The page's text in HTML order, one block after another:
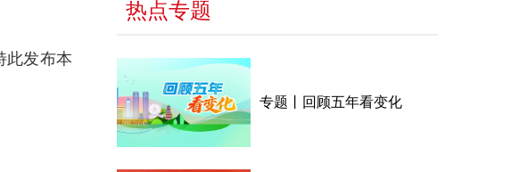
此发布本
热点专题
专题丨回顾五年看变化